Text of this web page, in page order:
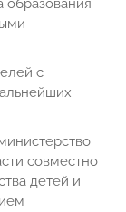
с
совместно
детей и